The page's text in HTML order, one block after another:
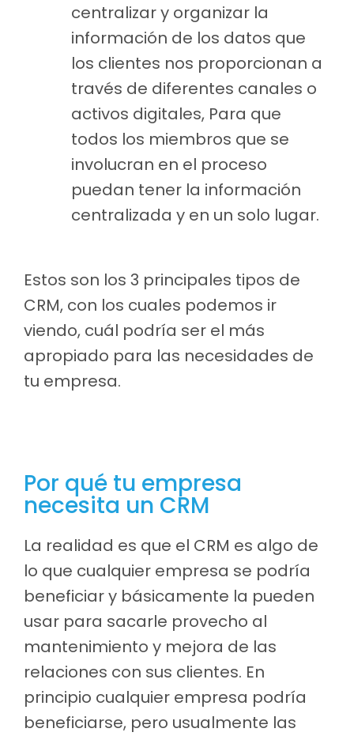
centralizar y organizar la
información de los datos que
los clientes nos proporcionan a
través de diferentes canales o
activos digitales, Para que
todos los miembros que se
involucran en el proceso
puedan tener la información
centralizada y en un solo lugar.
Estos son los 3 principales tipos de
CRM, con los cuales podemos ir
viendo, cuál podría ser el más
apropiado para las necesidades de
tu empresa.
Por qué tu empresa
necesita un CRM
La realidad es que el CRM es algo de
lo que cualquier empresa se podría
beneficiar y básicamente la pueden
usar para sacarle provecho al
mantenimiento y mejora de las
relaciones con sus clientes. En
principio cualquier empresa podría
beneficiarse, pero usualmente las